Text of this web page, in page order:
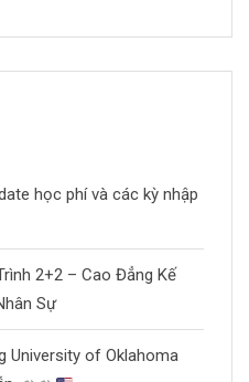
học phí và các kỳ nhập
2+2 – Cao Đẳng Kế
Sự
University of Oklahoma